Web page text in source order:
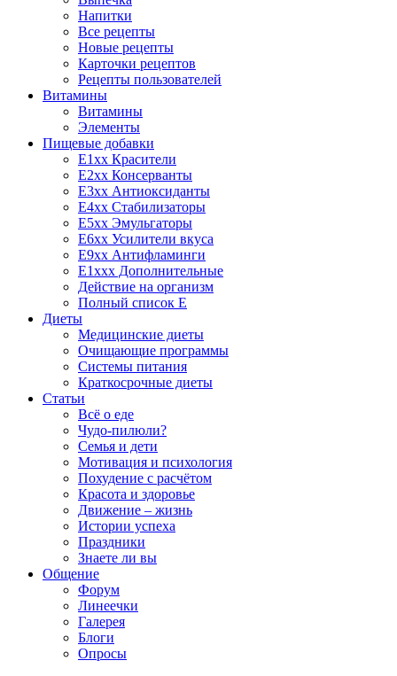
Напитки
Все рецепты
Новые рецепты
Карточки рецептов
Рецепты пользователей
Витамины
Витамины
Элементы
Пищевые добавки
E1xx Красители
E2xx Консерванты
E3xx Антиоксиданты
E4xx Стабилизаторы
E5xx Эмульгаторы
E6xx Усилители вкуса
E9xx Антифламинги
E1xxx Дополнительные
Действие на организм
Полный список E
Диеты
Медицинские диеты
Очищающие программы
Системы питания
Краткосрочные диеты
Статьи
Всё о еде
Чудо-пилюли?
Семья и дети
Мотивация и психология
Похудение с расчётом
Красота и здоровье
Движение – жизнь
Истории успеха
Праздники
Знаете ли вы
Общение
Форум
Линеечки
Галерея
Блоги
Опросы